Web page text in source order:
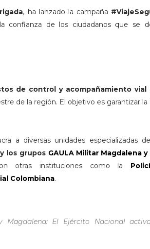
, ha lanzado la campaña
confianza de los ciudadanos que se
de control y acompañamiento vial
de la región. El objetivo es garantizar
a diversas unidades especializadas
los grupos GAULA Militar Magdalena y
otras instituciones como la
Colombiana.
El Ejército Nacional